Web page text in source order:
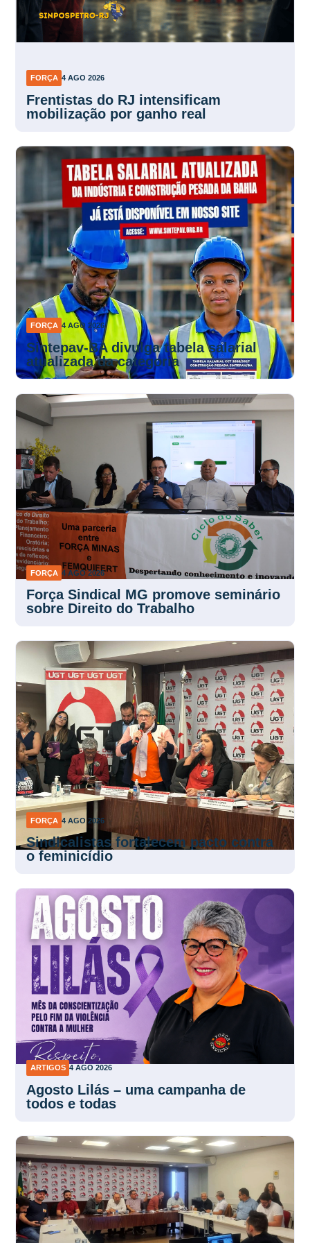
FORÇA 4 AGO 2026
Frentistas do RJ intensificam
mobilização por ganho real
FORÇA 4 AGO 2026
Sintepav-BA divulga tabela salarial
atualizada da categoria
FORÇA 4 AGO 2026
Força Sindical MG promove seminário
sobre Direito do Trabalho
FORÇA 4 AGO 2026
Sindicalistas fortalecem pacto contra
o feminicídio
ARTIGOS 4 AGO 2026
Agosto Lilás – uma campanha de
todos e todas